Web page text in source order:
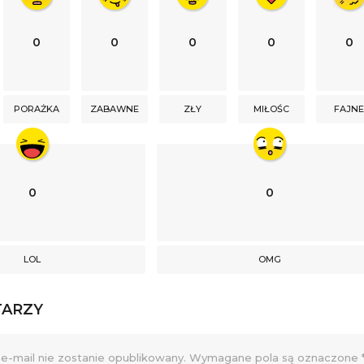
0
PORAŻKA
0
ZABAWNE
0
ZŁY
0
MIŁOŚC
0
FAJNE
0
LOL
0
OMG
mail nie zostanie opublikowany. Wymagane pola są oznaczone